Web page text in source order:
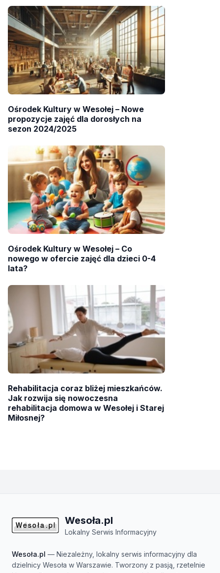
Ośrodek Kultury w Wesołej – Nowe
propozycje zajęć dla dorosłych na
sezon 2024/2025
Ośrodek Kultury w Wesołej – Co
nowego w ofercie zajęć dla dzieci 0-4
lata?
Rehabilitacja coraz bliżej mieszkańców.
Jak rozwija się nowoczesna
rehabilitacja domowa w Wesołej i Starej
Miłosnej?
Wesoła.pl
Lokalny Serwis Informacyjny
Wesoła.pl — Niezależny, lokalny serwis informacyjny dla
dzielnicy Wesoła w Warszawie. Tworzony z pasją, rzetelnie